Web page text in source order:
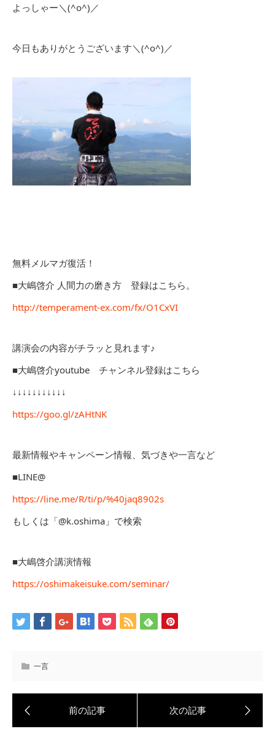
よっしゃー＼(^o^)／
今日もありがとうございます＼(^o^)／
無料メルマガ復活！
■大嶋啓介 人間力の磨き方 登録はこちら。
http://temperament-ex.com/fx/O1CxVI
講演会の内容がチラッと見れます♪
■大嶋啓介youtube チャンネル登録はこちら
↓↓↓↓↓↓↓↓↓↓↓
https://goo.gl/zAHtNK
最新情報やキャンペーン情報、気づきや一言など
■LINE@
https://line.me/R/ti/p/%40jaq8902s
もしくは「@k.oshima」で検索
■大嶋啓介講演情報
https://oshimakeisuke.com/seminar/
一言